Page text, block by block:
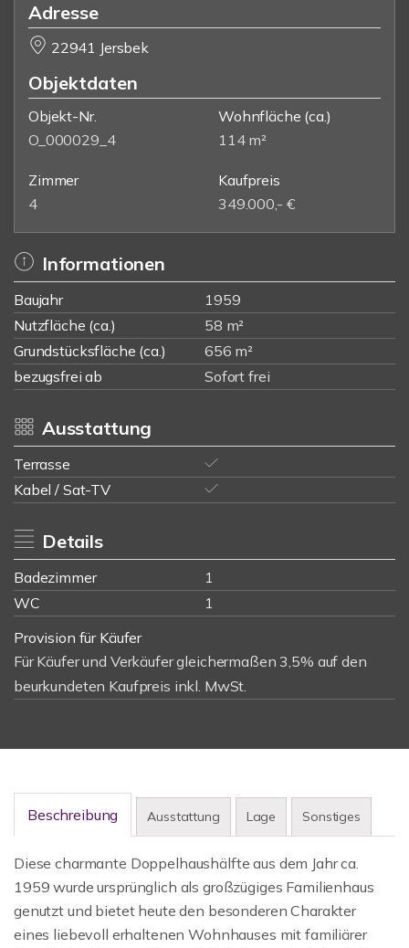
Adresse
22941 Jersbek
Objektdaten
Objekt-Nr.
O_000029_4
Wohnfläche (ca.)
114 m²
Zimmer
4
Kaufpreis
349.000,- €
Informationen
Baujahr
1959
Nutzfläche (ca.)
58 m²
Grundstücksfläche (ca.)
656 m²
bezugsfrei ab
Sofort frei
Ausstattung
Terrasse
Kabel / Sat-TV
Details
Badezimmer
1
WC
1
Provision für Käufer
Für Käufer und Verkäufer gleichermaßen 3,5% auf den
beurkundeten Kaufpreis inkl. MwSt.
Beschreibung Ausstattung Lage Sonstiges
Diese charmante Doppelhaushälfte aus dem Jahr ca.
1959 wurde ursprünglich als großzügiges Familienhaus
genutzt und bietet heute den besonderen Charakter
eines liebevoll erhaltenen Wohnhauses mit familiärer